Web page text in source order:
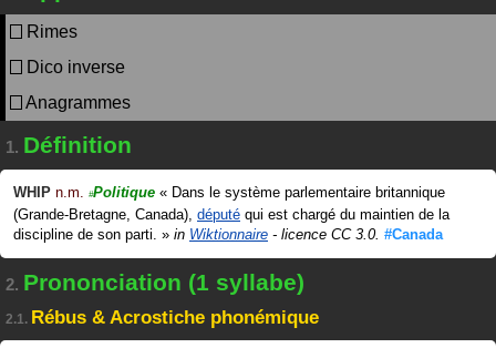
Rimes
Dico inverse
Anagrammes
1. Définition
WHIP n.m. #Politique « Dans le système parlementaire britannique
(Grande-Bretagne, Canada), député qui est chargé du maintien de la
discipline de son parti. » in Wiktionnaire - licence CC 3.0. #Canada
2. Prononciation (1 syllabe)
2.1. Rébus & Acrostiche phonémique